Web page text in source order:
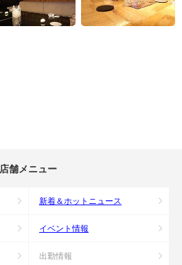
店舗メニュー
新着＆ホットニュース
イベント情報
出勤情報